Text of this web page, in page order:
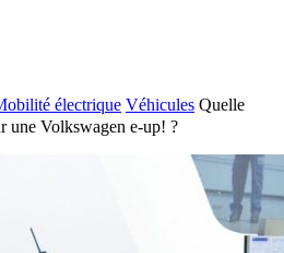
électrique Véhicules Quelle
une Volkswagen e-up! ?